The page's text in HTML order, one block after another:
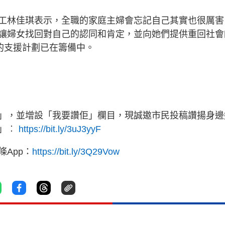
佳琪表示，全職的家庭主婦會忘記自己其實也很厲害
婦女找回對自己的認同和肯定，並向她們提供重回社
援計劃已在籌備中。
，並增設「我要讚佢」欄目，現誠邀市民投稿讚揚身
︰ https://bit.ly/3uJ3yyF
App： https://bit.ly/3Q29Vow